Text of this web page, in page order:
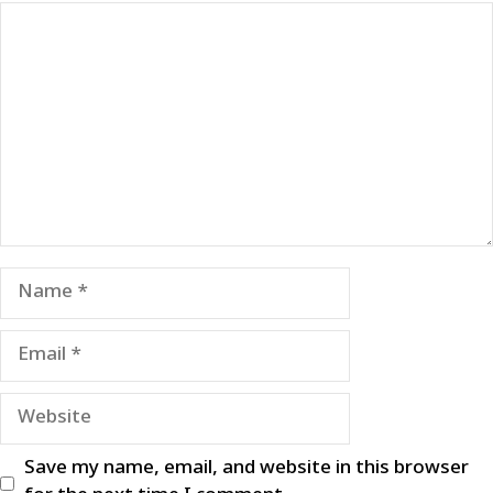
Name
Email
Website
Save my name, email, and website in this browser